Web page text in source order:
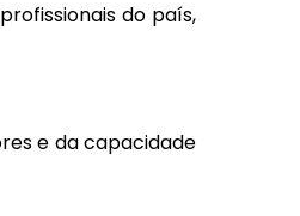
do país,
e da capacidade